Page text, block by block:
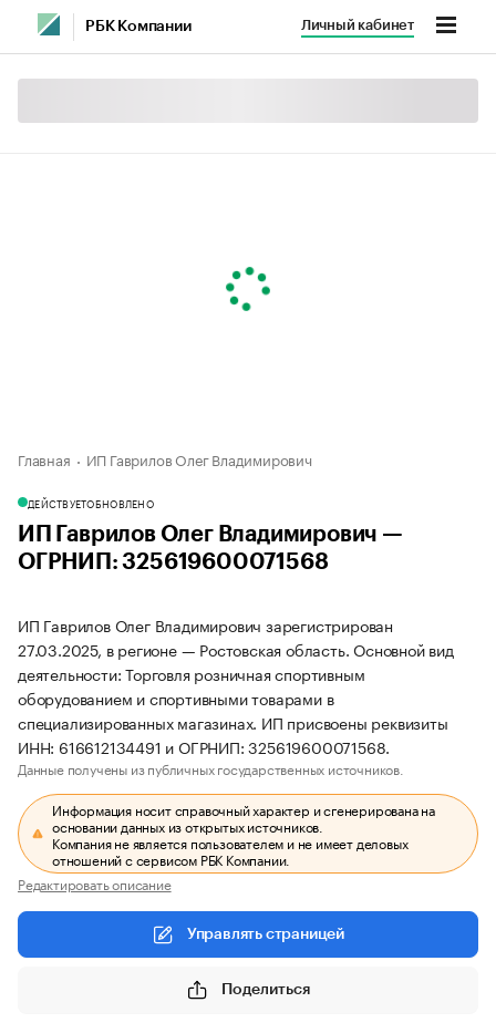
РБК Компании Личный кабинет
Главная ИП Гаврилов Олег Владимирович
ДЕЙСТВУЕТОБНОВЛЕНО
ИП Гаврилов Олег Владимирович —
ОГРНИП: 325619600071568
ИП Гаврилов Олег Владимирович зарегистрирован
27.03.2025, в регионе — Ростовская область. Основной вид
деятельности: Торговля розничная спортивным
оборудованием и спортивными товарами в
специализированных магазинах. ИП присвоены реквизиты
ИНН: 616612134491 и ОГРНИП: 325619600071568.
Данные получены из публичных государственных источников.
Информация носит справочный характер и сгенерирована на
основании данных из открытых источников.
Компания не является пользователем и не имеет деловых
отношений с сервисом РБК Компании.
Редактировать описание
Управлять страницей
Поделиться